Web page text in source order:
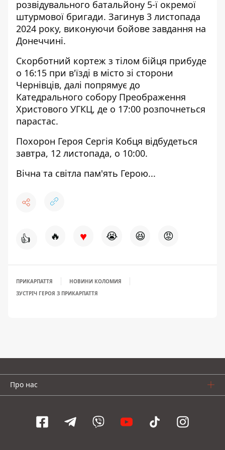
розвідувального батальйону 5-ї окремої
штурмової бригади. Загинув 3 листопада
2024 року, виконуючи бойове завдання на
Донеччині.
Скорботний кортеж з тілом бійця прибуде
о 16:15 при в'їзді в місто зі сторони
Чернівців, далі попрямує до
Катедрального собору Преображення
Христового УГКЦ, де о 17:00 розпочнеться
парастас.
Похорон Героя Сергія Кобця відбудеться
завтра, 12 листопада, о 10:00.
Вічна та світла пам'ять Герою...
👍 🔥 ♥ 😭 😆 😡
ПРИКАРПАТТЯ
НОВИНИ КОЛОМИЯ
ЗУСТРІЧ ГЕРОЯ З ПРИКАРПАТТЯ
Про нас